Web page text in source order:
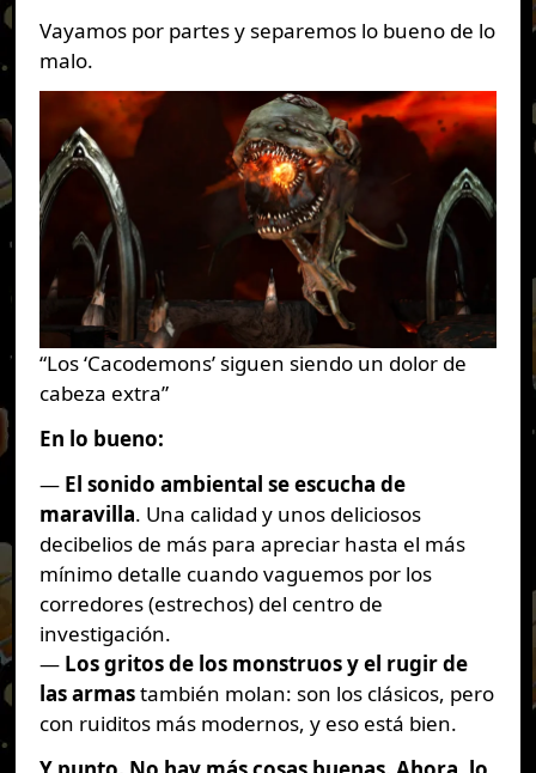
Vayamos por partes y separemos lo bueno de lo
malo.
“Los ‘Cacodemons’ siguen siendo un dolor de
cabeza extra”
En lo bueno:
— El sonido ambiental se escucha de
maravilla. Una calidad y unos deliciosos
decibelios de más para apreciar hasta el más
mínimo detalle cuando vaguemos por los
corredores (estrechos) del centro de
investigación.
— Los gritos de los monstruos y el rugir de
las armastambién molan: son los clásicos, pero
con ruiditos más modernos, y eso está bien.